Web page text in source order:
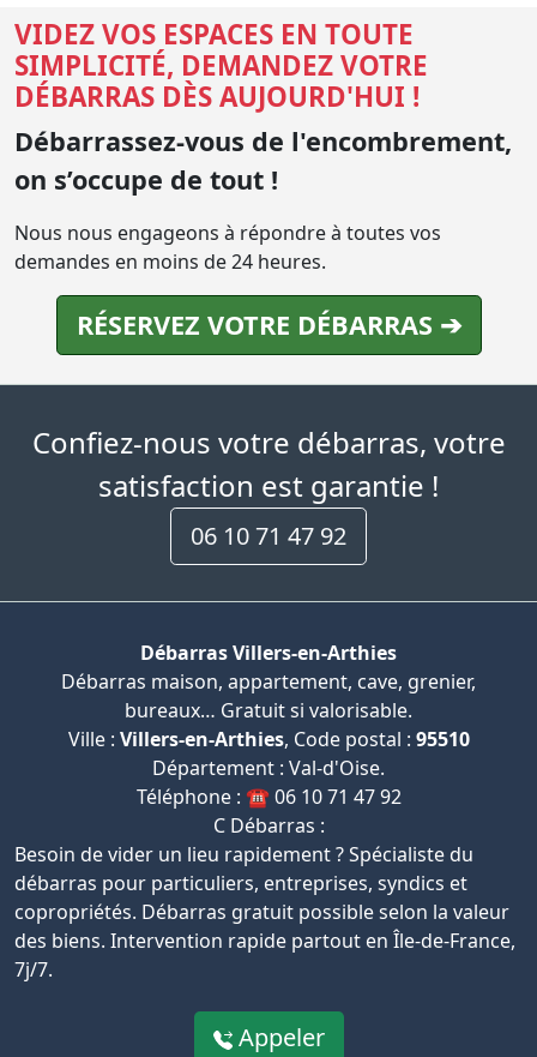
VIDEZ VOS ESPACES EN TOUTE
SIMPLICITÉ, DEMANDEZ VOTRE
DÉBARRAS DÈS AUJOURD'HUI !
Débarrassez-vous de l'encombrement,
on s’occupe de tout !
Nous nous engageons à répondre à toutes vos
demandes en moins de 24 heures.
RÉSERVEZ VOTRE DÉBARRAS ➔
Confiez-nous votre débarras, votre
satisfaction est garantie !
06 10 71 47 92
Débarras Villers-en-Arthies
Débarras maison, appartement, cave, grenier,
bureaux… Gratuit si valorisable.
Ville : Villers-en-Arthies, Code postal : 95510
Département : Val-d'Oise.
Téléphone : ☎️ 06 10 71 47 92
C Débarras :
Besoin de vider un lieu rapidement ? Spécialiste du
débarras pour particuliers, entreprises, syndics et
copropriétés. Débarras gratuit possible selon la valeur
des biens. Intervention rapide partout en Île-de-France,
7j/7.
Appeler